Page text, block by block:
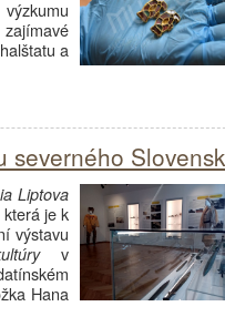
a
severného
Liptova
která je k
výstavu
v
Hana